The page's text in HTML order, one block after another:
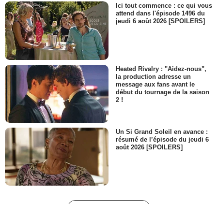
Ici tout commence : ce qui vous
attend dans l'épisode 1496 du
jeudi 6 août 2026 [SPOILERS]
Heated Rivalry : "Aidez-nous",
la production adresse un
message aux fans avant le
début du tournage de la saison
2 !
Un Si Grand Soleil en avance :
résumé de l’épisode du jeudi 6
août 2026 [SPOILERS]